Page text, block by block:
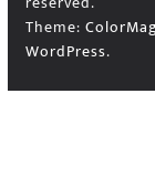
Theme:
WordPress.